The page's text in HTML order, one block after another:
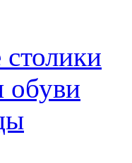
обуви